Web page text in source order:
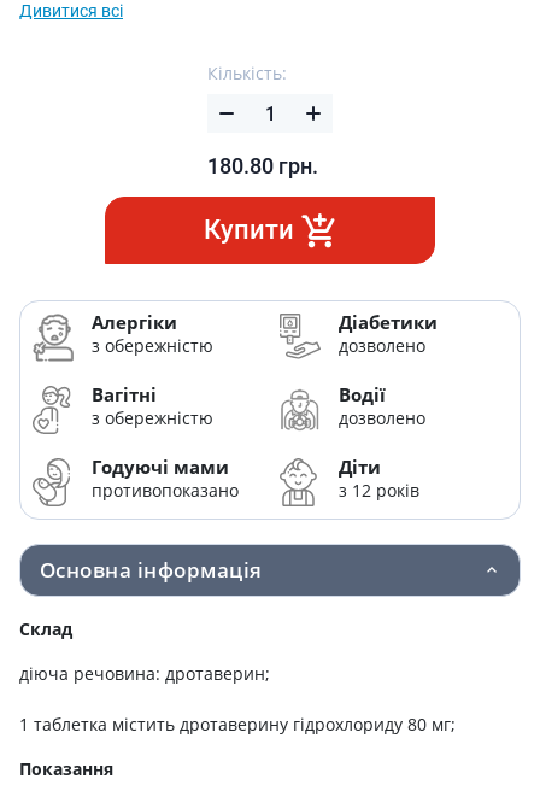
Дивитися всі
Кількість:
180.80 грн.
Купити
Алергіки
з обережністю
Діабетики
дозволено
Вагітні
з обережністю
Водії
дозволено
Годуючі мами
противопоказано
Діти
з 12 років
Основна інформація
Склад
діюча речовина: дротаверин;
1 таблетка містить дротаверину гідрохлориду 80 мг;
Показання